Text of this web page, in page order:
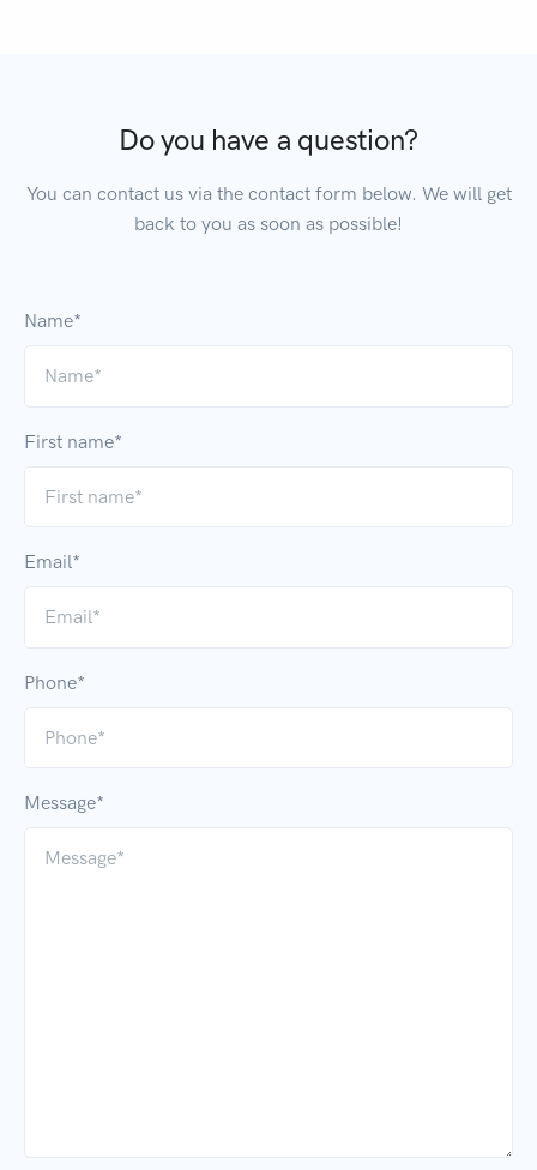
Do you have a question?
You can contact us via the contact form below. We will get
back to you as soon as possible!
Name*
First name*
Email*
Phone*
Message*